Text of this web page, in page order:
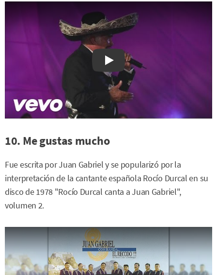
Watch on YouTube
10. Me gustas mucho
Fue escrita por Juan Gabriel y se popularizó por la
interpretación de la cantante española Rocío Durcal en su
disco de 1978 "Rocío Durcal canta a Juan Gabriel",
volumen 2.